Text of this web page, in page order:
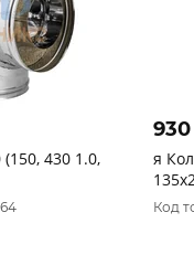
430 1.0,
я
Код